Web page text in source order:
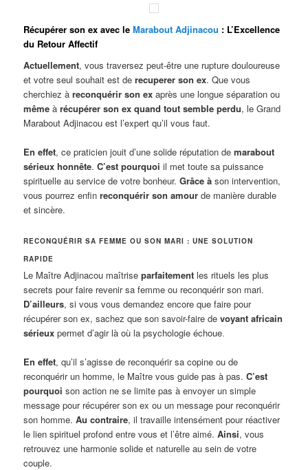
Récupérer son ex avec leMarabout Adjinacou : L’Excellence
du Retour Affectif
Actuellement, vous traversez peut-être une rupture douloureuse
et votre seul souhait est derecuperer son ex. Que vous
cherchiez àreconquérir son ex après une longue séparation ou
même àrécupérer son ex quand tout semble perdu, le Grand
Marabout Adjinacou est l’expert qu’il vous faut.
En effet, ce praticien jouit d’une solide réputation demarabout
sérieux honnête.C’est pourquoi il met toute sa puissance
spirituelle au service de votre bonheur.Grâce à son intervention,
vous pourrez enfinreconquérir son amour de manière durable
et sincère.
RECONQUÉRIR SA FEMME OU SON MARI : UNE SOLUTION
RAPIDE
Le Maître Adjinacou maîtriseparfaitement les rituels les plus
secrets pour faire revenir sa femme ou reconquérir son mari.
D’ailleurs, si vous vous demandez encore que faire pour
récupérer son ex, sachez que son savoir-faire devoyant africain
sérieux permet d’agir là où la psychologie échoue.
En effet, qu’il s’agisse de reconquérir sa copine ou de
reconquérir un homme, le Maître vous guide pas à pas.C’est
pourquoi son action ne se limite pas à envoyer un simple
message pour récupérer son ex ou un message pour reconquérir
son homme.Au contraire, il travaille intensément pour réactiver
le lien spirituel profond entre vous et l’être aimé.Ainsi, vous
retrouvez une harmonie solide et naturelle au sein de votre
couple.